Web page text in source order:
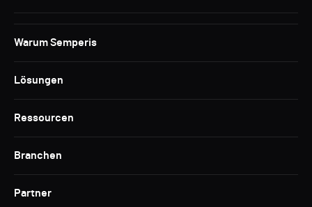
Warum Semperis
Lösungen
Ressourcen
Branchen
Partner